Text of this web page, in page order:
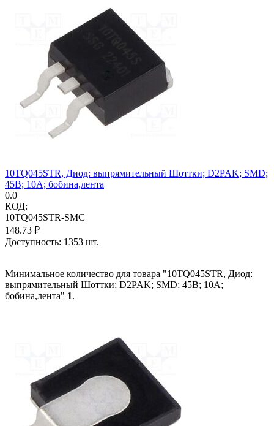
10TQ045STR, Диод: выпрямительный Шоттки; D2PAK; SMD;
45В; 10А; бобина,лента
0.0
КОД:
10TQ045STR-SMC
148.73 ₽
Доступность: 1353 шт.
Минимальное количество для товара "10TQ045STR, Диод:
выпрямительный Шоттки; D2PAK; SMD; 45В; 10А;
бобина,лента" 1.